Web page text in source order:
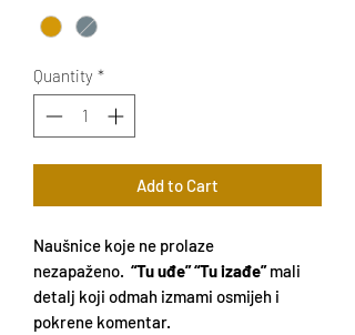
Quantity *
Add to Cart
Naušnice koje ne prolaze
nezapaženo. “Tu uđe”“Tu izađe”mali
detalj koji odmah izmami osmijeh i
pokrene komentar.